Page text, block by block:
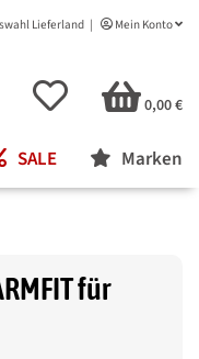
Lieferland Mein Konto
0,00 €
SALE Marken
für